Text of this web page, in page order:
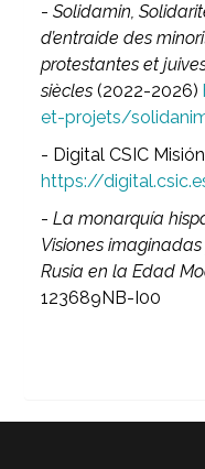
-Solidamin,
d’entraide des
protestantes et
siècles (2022-2026)
et-projets/
- Digital CSIC
https://
-La monarquía
Visiones
Rusia en la Edad
123689NB-I00